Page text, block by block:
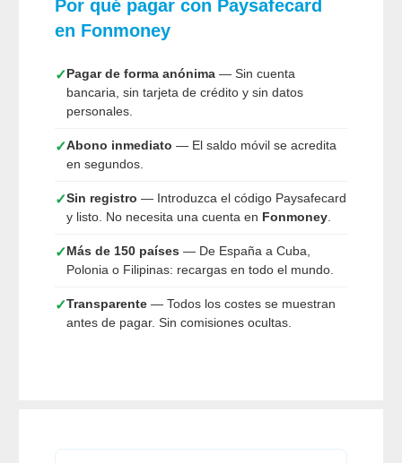
Por qué pagar con Paysafecard
en Fonmoney
✓Pagar de forma anónima — Sin cuenta
bancaria, sin tarjeta de crédito y sin datos
personales.
✓Abono inmediato — El saldo móvil se acredita
en segundos.
✓Sin registro — Introduzca el código Paysafecard
y listo. No necesita una cuenta en Fonmoney
✓Más de 150 países — De España a Cuba,
Polonia o Filipinas: recargas en todo el mundo.
✓Transparente — Todos los costes se muestran
antes de pagar. Sin comisiones ocultas.